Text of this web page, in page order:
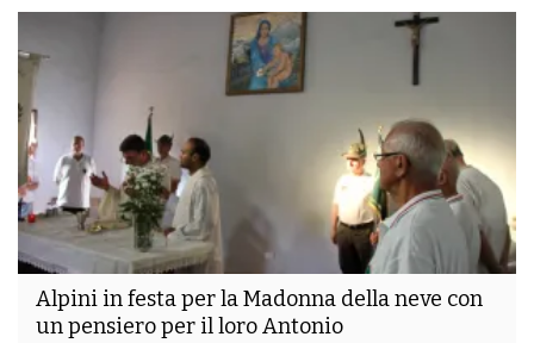
festa
per
la
Madonna
della
Alpini in festa per la Madonna della neve con
un pensiero per il loro Antonio